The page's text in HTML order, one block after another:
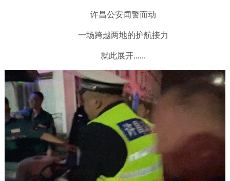
许昌公安闻警而动
一场跨越两地的护航接力
就此展开......